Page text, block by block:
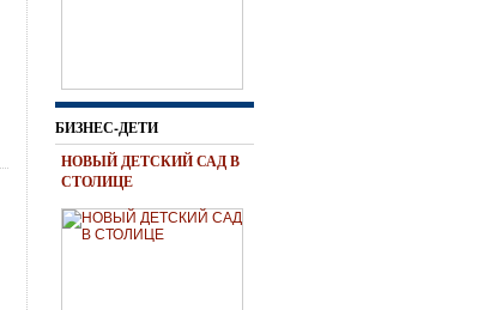
БИЗНЕС-ДЕТИ
НОВЫЙ ДЕТСКИЙ САД В
СТОЛИЦЕ